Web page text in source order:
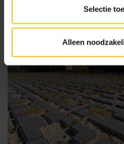
Selectie
Alleen